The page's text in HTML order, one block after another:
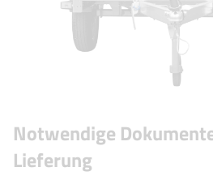
Notwendige
Lieferung